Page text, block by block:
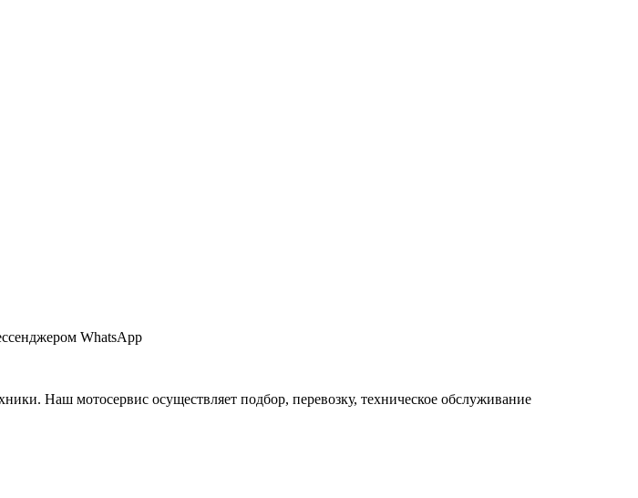
WhatsApp
Наш мотосервис осуществляет подбор, перевозку, техническое обслуживание